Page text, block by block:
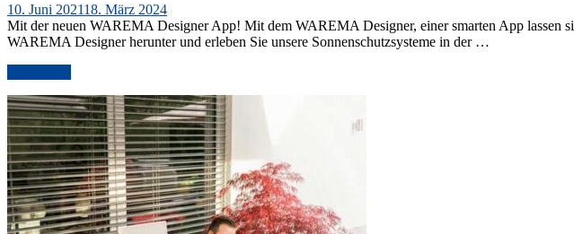
Veröffentlicht
am
10. Juni 202118. März 2024
Mit der neuen WAREMA Designer App! Mit dem WAREMA Designer, einer smarten App lassen
WAREMA Designer herunter und erleben Sie unsere Sonnenschutzsysteme in der …
Ihre
Markise
live
an
Ihrer
Terrasse“